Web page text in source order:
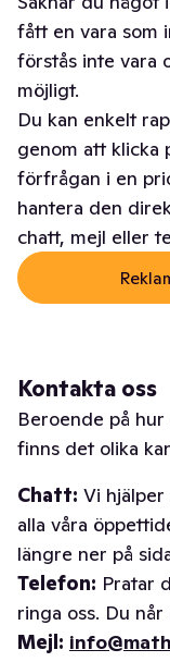
fått en vara som
förstås inte vara
möjligt.
Du kan enkelt
genom att klicka
förfrågan i en
hantera den
chatt, mejl eller
Kontakta oss
Beroende på
finns det olika
Chatt: Vi
alla våra
längre ner på
Telefon: Pratar
ringa oss. Du
Mejl: